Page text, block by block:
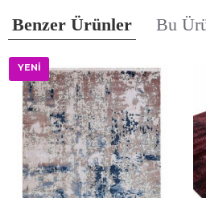
Benzer Ürünler Bu
YENİ